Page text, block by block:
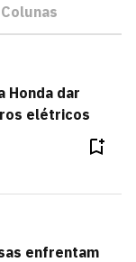
Colunas
Honda dar
elétricos
enfrentam